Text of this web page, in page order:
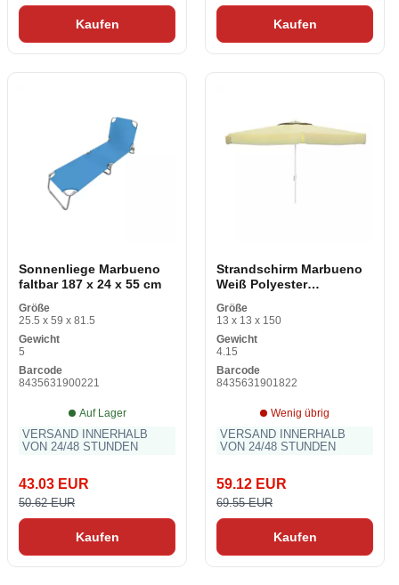
Kaufen Kaufen
Sonnenliege Marbueno
faltbar 187 x 24 x 55 cm
Größe
25.5 x 59 x 81.5
Gewicht
5
Barcode
8435631900221
Auf Lager
VERSAND INNERHALB
VON 24/48 STUNDEN
43.03 EUR
50.62 EUR
Kaufen
Strandschirm Marbueno
Weiß Polyester
Größe
13 x 13 x 150
Gewicht
4.15
Barcode
8435631901822
Wenig übrig
VERSAND INNERHALB
VON 24/48 STUNDEN
59.12 EUR
69.55 EUR
Kaufen